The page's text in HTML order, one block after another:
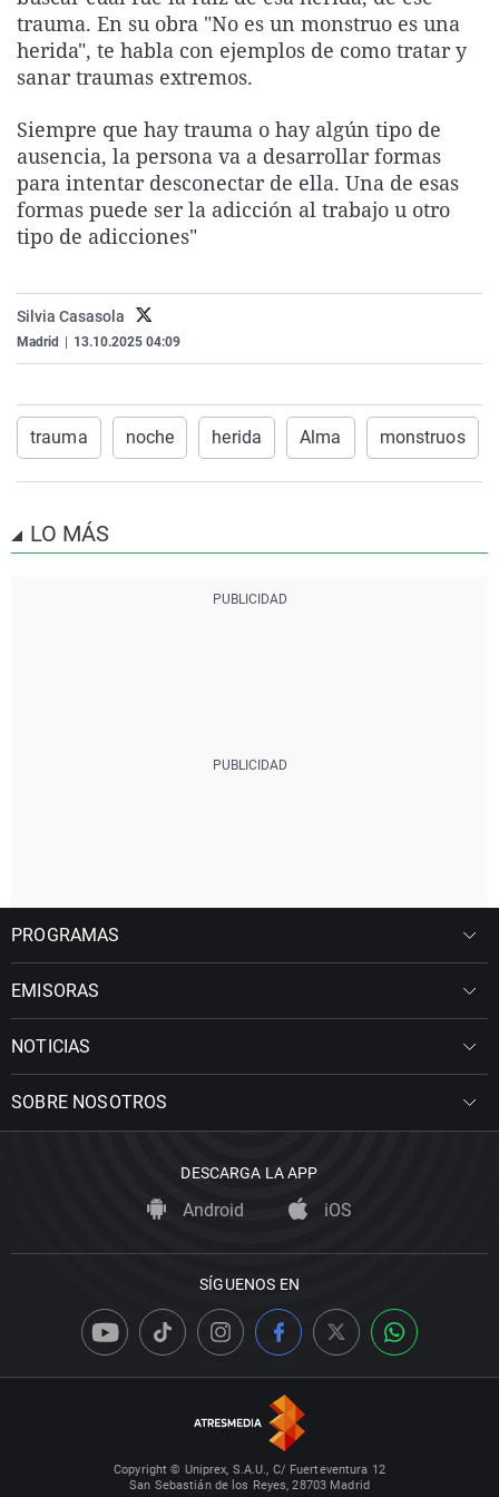
La rosa de los vientos
Gente viajera
Caso
Retornados
Operación Viuda
Extremadura
Galicia
Navarra
País Vasco
Virales
Televisión
trauma. En su obra "No es un monstruo es una
herida", te habla con ejemplos de como tratar y
sanar traumas extremos.
Siempre que hay trauma o hay algún tipo de
ausencia, la persona va a desarrollar formas
para intentar desconectar de ella. Una de esas
formas puede ser la adicción al trabajo u otro
tipo de adicciones"
Silvia Casasola
Madrid 13.10.2025 04:09
trauma noche herida Alma monstruos
LO MÁS
PROGRAMAS
EMISORAS
NOTICIAS
SOBRE NOSOTROS
DESCARGA LA APP
Android iOS
SÍGUENOS EN
Copyright © Uniprex, S.A.U., C/ Fuerteventura 12
San Sebastián de los Reyes, 28703 Madrid